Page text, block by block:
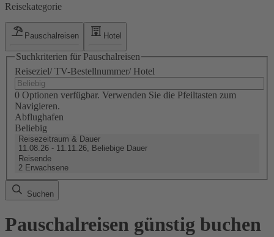
Reisekategorie
Pauschalreisen Hotel
Suchkriterien für Pauschalreisen
Reiseziel/ TV-Bestellnummer/ Hotel
0 Optionen verfügbar. Verwenden Sie die Pfeiltasten zum
Navigieren.
Abflughafen
Beliebig
Reisezeitraum & Dauer
11.08.26 - 11.11.26, Beliebige Dauer
Reisende
2 Erwachsene
Suchen
Pauschalreisen günstig buchen